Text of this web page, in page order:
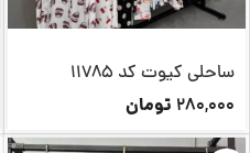
ساحلی کیوت کد 11785
280,000 تومان